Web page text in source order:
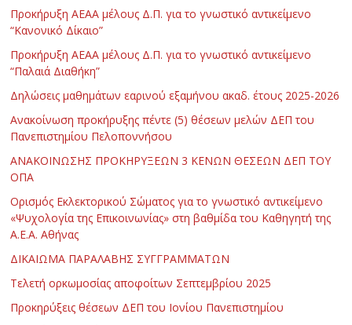
Προκήρυξη ΑΕΑΑ μέλους Δ.Π. για το γνωστικό αντικείμενο
“Κανονικό Δίκαιο”
Προκήρυξη ΑΕΑΑ μέλους Δ.Π. για το γνωστικό αντικείμενο
“Παλαιά Διαθήκη”
Δηλώσεις μαθημάτων εαρινού εξαμήνου ακαδ. έτους 2025-2026
Ανακοίνωση προκήρυξης πέντε (5) θέσεων μελών ΔΕΠ του
Πανεπιστημίου Πελοποννήσου
ΑΝΑΚΟΙΝΩΣΗΣ ΠΡΟΚΗΡΥΞΕΩΝ 3 ΚΕΝΩΝ ΘΕΣΕΩΝ ΔΕΠ ΤΟΥ
ΟΠΑ
Ορισμός Εκλεκτορικού Σώματος για το γνωστικό αντικείμενο
«Ψυχολογία της Επικοινωνίας» στη βαθμίδα του Καθηγητή της
Α.Ε.Α. Αθήνας
ΔΙΚΑΙΩΜΑ ΠΑΡΑΛΑΒΗΣ ΣΥΓΓΡΑΜΜΑΤΩΝ
Τελετή ορκωμοσίας αποφοίτων Σεπτεμβρίου 2025
Προκηρύξεις θέσεων ΔΕΠ του Ιονίου Πανεπιστημίου